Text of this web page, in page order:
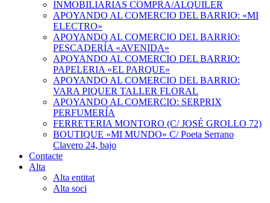
INMOBILIARIAS COMPRA/ALQUILER
APOYANDO AL COMERCIO DEL BARRIO: «MI
ELECTRO»
APOYANDO AL COMERCIO DEL BARRIO:
PESCADERÍA «AVENIDA»
APOYANDO AL COMERCIO DEL BARRIO:
PAPELERIA «EL PARQUE»
APOYANDO AL COMERCIO DEL BARRIO:
VARA PIQUER TALLER FLORAL
APOYANDO AL COMERCIO: SERPRIX
PERFUMERÍA
FERRETERIA MONTORO (C/ JOSÉ GROLLO 72)
BOUTIQUE «MI MUNDO» C/ Poeta Serrano
Clavero 24, bajo
Contacte
Alta
Alta entitat
Alta soci